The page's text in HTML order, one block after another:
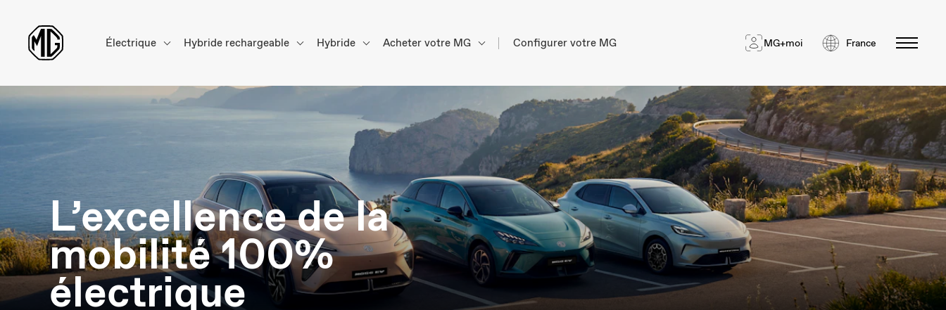
Électrique Hybride rechargeable Hybride Acheter votre MG Configurer votre MG MG+moi France
L’excellence de la
mobilité 100%
électrique